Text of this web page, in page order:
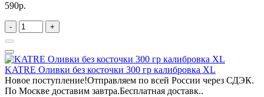
590р.
- +
KATRE Оливки без косточки 300 гр калибровка XL
Новое поступление!Отправляем по всей России через СДЭК.
По Москве доставим завтра.Бесплатная доставк..